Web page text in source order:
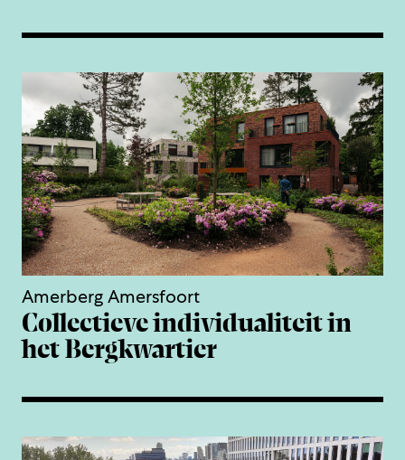
Amerberg Amersfoort
Collectieve individualiteit in
het Bergkwartier